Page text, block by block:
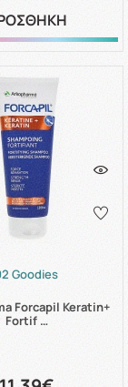
Goodies
Forcapil Keratin+
Fortif …